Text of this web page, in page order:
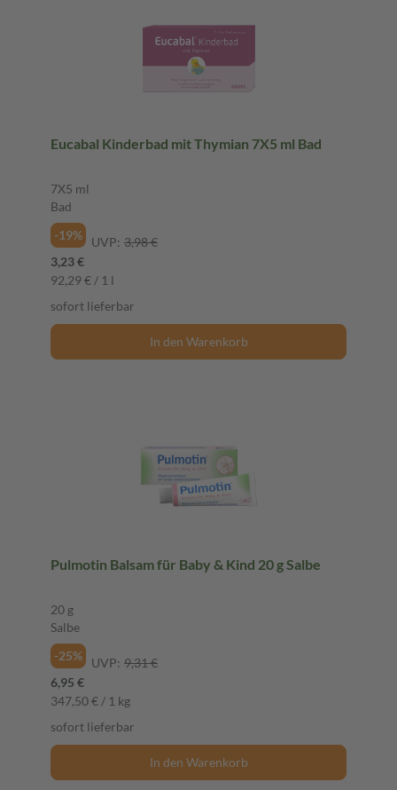
Eucabal Kinderbad mit Thymian 7X5 ml Bad
7X5 ml
Bad
-19%
UVP: 3,98 €
3,23 €
92,29 € / 1 l
sofort lieferbar
In den Warenkorb
Pulmotin Balsam für Baby & Kind 20 g Salbe
20 g
Salbe
-25%
UVP: 9,31 €
6,95 €
347,50 € / 1 kg
sofort lieferbar
In den Warenkorb